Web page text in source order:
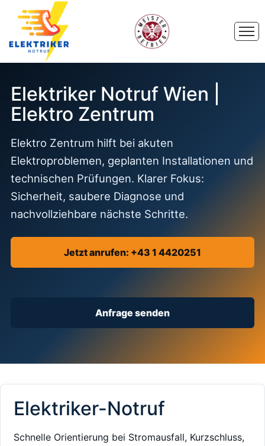
Elektriker Notruf Wien |
Elektro Zentrum
Elektro Zentrum hilft bei akuten
Elektroproblemen, geplanten Installationen und
technischen Prüfungen. Klarer Fokus:
Sicherheit, saubere Diagnose und
nachvollziehbare nächste Schritte.
Jetzt anrufen: +43 1 4420251
Anfrage senden
Elektriker-Notruf
Schnelle Orientierung bei Stromausfall, Kurzschluss,